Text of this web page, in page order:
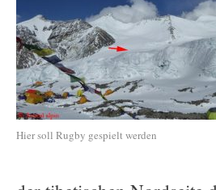
Hier soll Rugby gespielt werden